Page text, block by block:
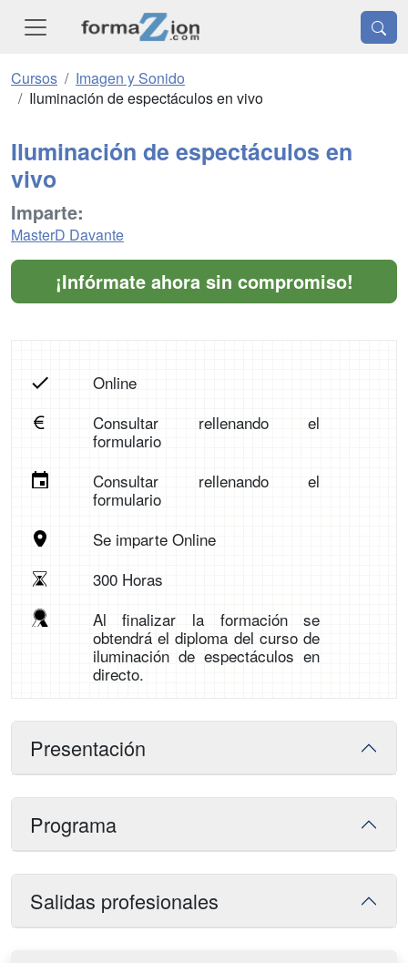
Cursos
Imagen y Sonido
Iluminación de espectáculos en vivo
Iluminación de espectáculos en
vivo
Imparte:
MasterD Davante
¡Infórmate ahora sin compromiso!
Online
Consultar rellenando el
formulario
Consultar rellenando el
formulario
Se imparte Online
300 Horas
Al finalizar la formación se
obtendrá el diploma del curso de
iluminación de espectáculos en
directo.
Presentación
Programa
Salidas profesionales